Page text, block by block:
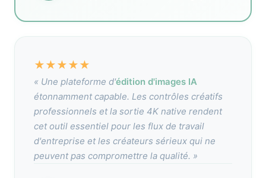
★★★★★
« Une plateforme d'édition d'images IA
étonnamment capable. Les contrôles créatifs
professionnels et la sortie 4K native rendent
cet outil essentiel pour les flux de travail
d'entreprise et les créateurs sérieux qui ne
peuvent pas compromettre la qualité. »